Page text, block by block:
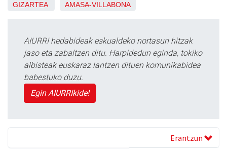
GIZARTEA AMASA-VILLABONA
AIURRI hedabideak eskualdeko nortasun hitzak
jaso eta zabaltzen ditu. Harpidedun eginda, tokiko
albisteak euskaraz lantzen dituen komunikabidea
babestuko duzu.
Egin AIURRIkide!
Erantzun